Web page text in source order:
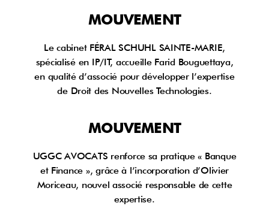
MOUVEMENT
Le cabinet FÉRAL SCHUHL SAINTE-MARIE,
spécialisé en IP/IT, accueille Farid Bouguettaya,
en qualité d’associé pour développer l’expertise
de Droit des Nouvelles Technologies.
MOUVEMENT
UGGC AVOCATS renforce sa pratique « Banque
et Finance », grâce à l’incorporation d’Olivier
Moriceau, nouvel associé responsable de cette
expertise.